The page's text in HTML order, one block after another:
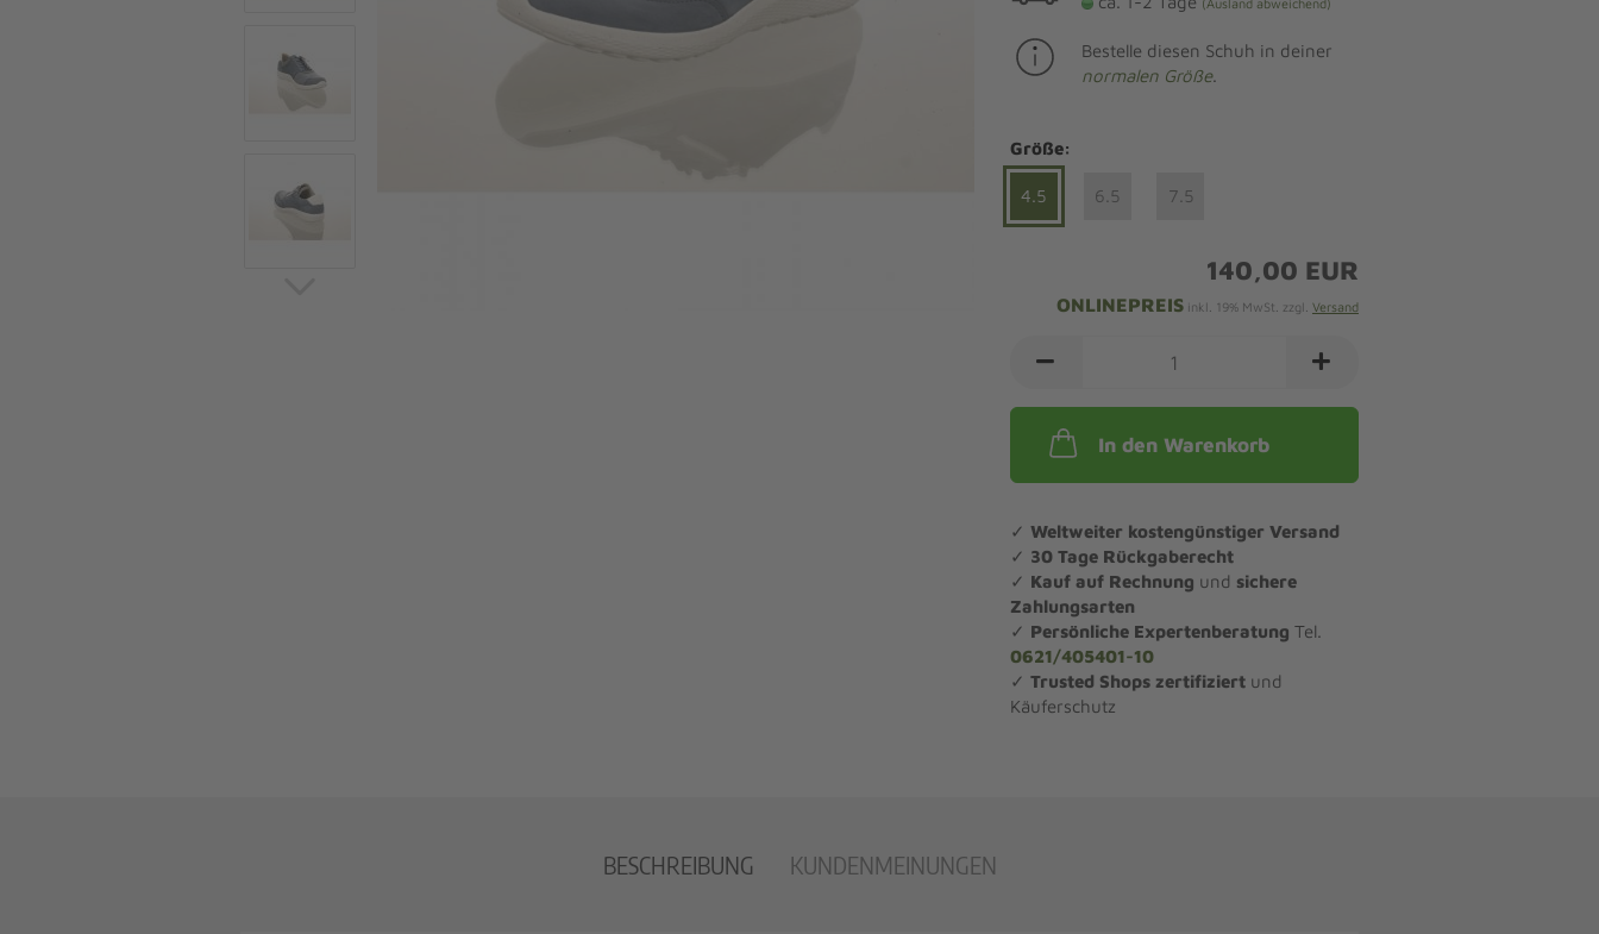
Gummistiefel
Zwiegenähte Jagdschuhe
Sandalen Komfort
Bestelle diesen Schuh in deiner
normalen Größe.
Größe:
4.5 6.5 7.5
140,00 EUR
ONLINEPREISinkl. 19% MwSt. zzgl. Versand
In den Warenkorb
✓ Weltweiter kostengünstiger Versand
✓ 30 Tage Rückgaberecht
✓ Kauf auf Rechnung und sichere
Zahlungsarten
✓ Persönliche Expertenberatung Tel.
0621/405401-10
✓ Trusted Shops zertifiziertund
Käuferschutz
BESCHREIBUNG KUNDENMEINUNGEN